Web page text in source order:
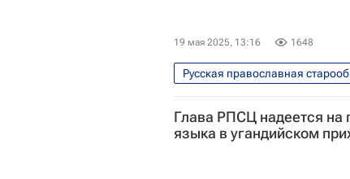
19 мая 2025, 13:16 1648
Русская православная
Павловский Посад
Глава РПСЦ надеется на
языка в угандийском